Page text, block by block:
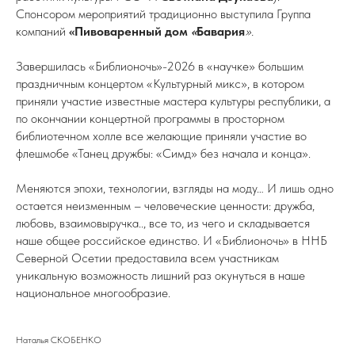
Спонсором мероприятий традиционно выступила Группа
компаний «Пивоваренный дом «Бавария».
Завершилась «Библионочь»-2026 в «научке» большим
праздничным концертом «Культурный микс», в котором
приняли участие известные мастера культуры республики, а
по окончании концертной программы в просторном
библиотечном холле все желающие приняли участие во
флешмобе «Танец дружбы: «Симд» без начала и конца».
Меняются эпохи, технологии, взгляды на моду… И лишь одно
остается неизменным – человеческие ценности: дружба,
любовь, взаимовыручка.., все то, из чего и складывается
наше общее российское единство. И «Библионочь» в ННБ
Северной Осетии предоставила всем участникам
уникальную возможность лишний раз окунуться в наше
национальное многообразие.
Наталья СКОБЕНКО